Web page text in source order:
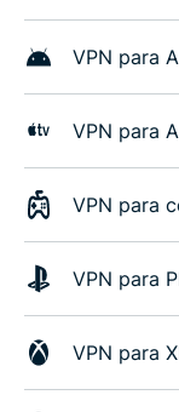
VPN para
VPN para
VPN para
VPN para
VPN para